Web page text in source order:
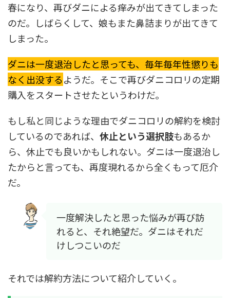
春になり、再びダニによる痒みが出てきてしまった
のだ。しばらくして、娘もまた鼻詰まりが出てきて
しまった。
ダニは一度退治したと思っても、毎年毎年性懲りも
なく出没するようだ。そこで再びダニコロリの定期
購入をスタートさせたというわけだ。
もし私と同じような理由でダニコロリの解約を検討
しているのであれば、 休止という選択肢もあるか
ら、休止でも良いかもしれない。ダニは一度退治し
たからと言っても、再度現れるから全くもって厄介
だ。
一度解決したと思った悩みが再び訪
れると、それ絶望だ。ダニはそれだ
けしつこいのだ
それでは解約方法について紹介していく。